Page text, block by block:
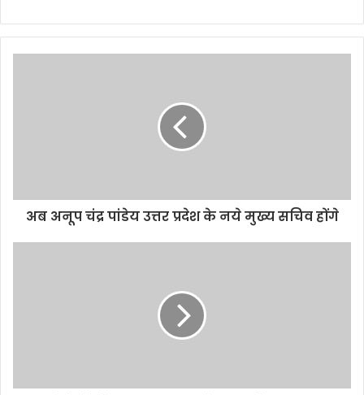
अब अनूप चंद्र पांडेय उत्तर प्रदेश के नये मुख्य सचिव होंगे